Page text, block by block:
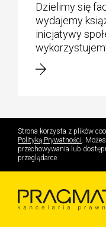
Dzielimy się
wydajemy
inicjatywy
Strona korzysta z plików
Polityką Prywatności.
przechowywania lub
przeglądarce.